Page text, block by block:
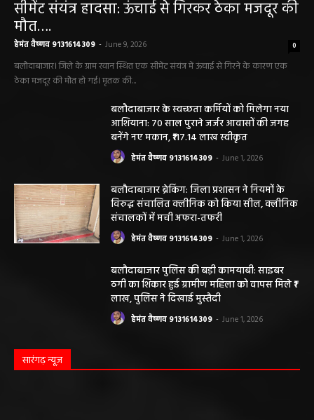
सीमेंट संयंत्र हादसा: ऊंचाई से गिरकर ठेका मजदूर की
मौत….
हेमंत वैष्णव 9131614309 - June 9, 2026 0
बलौदाबाजार। जिले के ग्राम रवान स्थित एक सीमेंट संयंत्र में ऊंचाई से गिरने के कारण एक
ठेका मजदूर की मौत हो गई। मृतक की...
बलौदाबाजार के स्वच्छता कर्मियों को मिलेगा नया
आशियाना: 70 साल पुराने जर्जर आवासों की जगह
बनेंगे नए मकान, ₹117.14 लाख स्वीकृत
हेमंत वैष्णव 9131614309 - June 1, 2026
बलौदाबाजार ब्रेकिंग: जिला प्रशासन ने नियमों के
विरुद्ध संचालित क्लीनिक को किया सील, क्लीनिक
संचालकों में मची अफरा-तफरी
हेमंत वैष्णव 9131614309 - June 1, 2026
बलौदाबाजार पुलिस की बड़ी कामयाबी: साइबर
ठगी का शिकार हुई ग्रामीण महिला को वापस मिले ₹1
लाख, पुलिस ने दिखाई मुस्तैदी
हेमंत वैष्णव 9131614309 - June 1, 2026
सारंगढ़ न्यूज़